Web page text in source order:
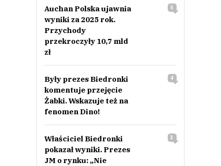
Auchan Polska ujawnia
wyniki za 2025 rok.
Przychody
przekroczyły 10,7 mld
zł
5
Były prezes Biedronki
komentuje przejęcie
Żabki. Wskazuje też na
fenomen Dino!
4
Właściciel Biedronki
pokazał wyniki. Prezes
JM o rynku: „Nie
3